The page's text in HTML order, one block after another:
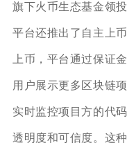
旗下火币生态基金领
平台还推出了自主上
上币，平台通过保证
用户展示更多区块链
实时监控项目方的代
透明度和可信度。这